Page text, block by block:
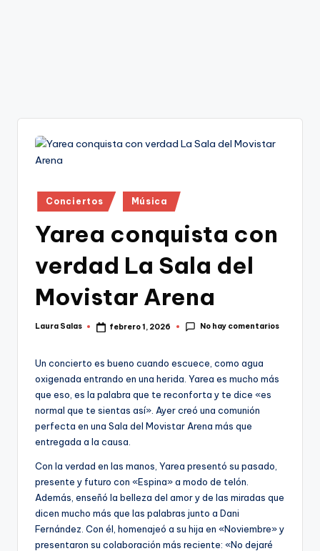
Publicado
en
Conciertos Música
Yarea conquista con
verdad La Sala del
Movistar Arena
Publicado
Laura Salas febrero 1, 2026 No hay comentarios
Un concierto es bueno cuando escuece, como agua
oxigenada entrando en una herida. Yarea es mucho más
que eso, es la palabra que te reconforta y te dice «es
normal que te sientas así». Ayer creó una comunión
perfecta en una Sala del Movistar Arena más que
entregada a la causa.
Con la verdad en las manos, Yarea presentó su pasado,
presente y futuro con «Espina» a modo de telón.
Además, enseñó la belleza del amor y de las miradas que
dicen mucho más que las palabras junto a Dani
Fernández. Con él, homenajeó a su hija en «Noviembre» y
presentaron su colaboración más reciente: «No dejaré